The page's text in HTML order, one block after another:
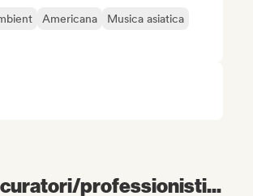
Americana
Musica asiatica
professionisti...